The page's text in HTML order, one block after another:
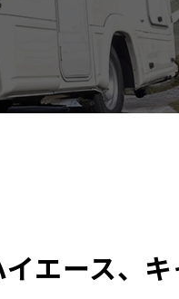
エース、